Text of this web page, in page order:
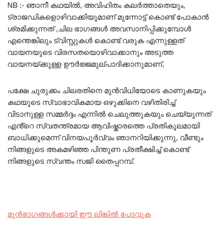
NB :- ഞാനീ കഥയിൽ, അവിഹിതം കലർത്താതെയും,
ട്രാജഡികളൊഴിവാക്കിയുമാണ് മുന്നോട്ട് കൊണ്ട് പോകാൻ
ശ്രമിക്കുന്നത് ,ചില ഭാഗങ്ങൾ അവസാനിപ്പിക്കുമ്പോൾ
എന്തെങ്കിലും ട്വിസ്റ്റുകൾ കൊണ്ട് വരുക എന്നുള്ളത്
വായനയുടെ വിരസതയൊഴിവാക്കാനും അടുത്ത
വായനയ്ക്കുള്ള ഊർജ്ജമുല്പാദിക്കാനുമാണ്,
പക്ഷേ ചുരുക്കം ചിലരതിനെ മുൻവിധിയോടെ കാണുകയും
കഥയുടെ സ്വാഭാവികമായ ഒഴുക്കിനെ വഴിതിരിച്ച്
വിടാനുള്ള സമ്മർദ്ദം എന്നിൽ ചെലുത്തുകയും ചെയ്യുന്നത്
എൻ്റെ സ്വതന്ത്രമായ ആവിഷ്കാരത്തെ പ്രതികൂലമായി
ബാധിക്കുമെന്ന് വിനയപൂർവ്വം ഞാനറിയിക്കുന്നു, വീണ്ടും
നിങ്ങളുടെ അകമഴിഞ്ഞ പിന്തുണ പ്രതീക്ഷിച്ച് കൊണ്ട്
നിങ്ങളുടെ സ്വന്തം സജി തൈപ്പറമ്പ്.
മുൻഭാഗങ്ങൾക്കായി ഈ ലിങ്കിൽ പോവുക